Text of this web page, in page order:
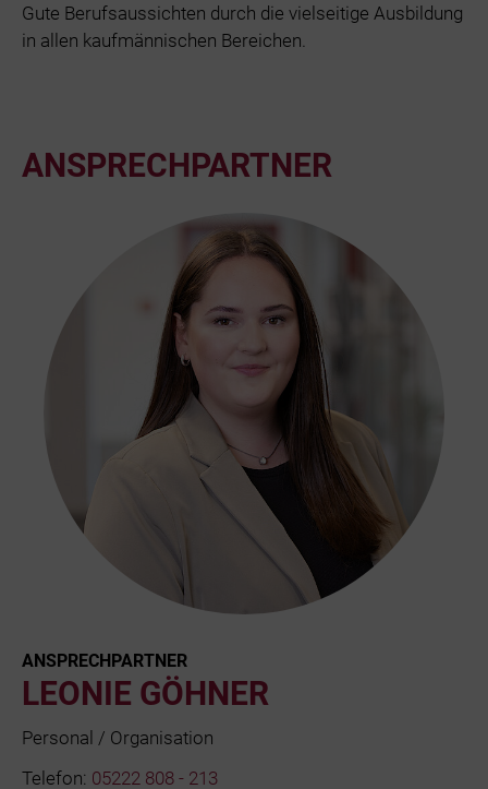
Gute Berufsaussichten durch die vielseitige Ausbildung
in allen kaufmännischen Bereichen.
ANSPRECHPARTNER
ANSPRECHPARTNER
LEONIE GÖHNER
Personal / Organisation
Telefon: 05222 808 - 213